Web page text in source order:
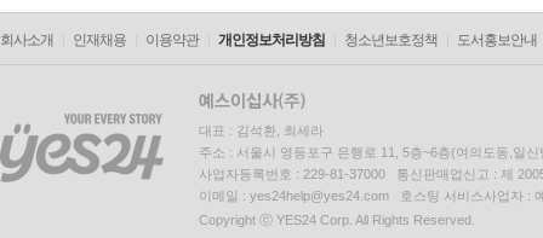
회사소개 인재채용 이용약관 개인정보처리방침 청소년보호정책 도서홍보안내
대표 : 김석환, 최세라
주소 : 서울시 영등포구 은행로 11, 5층~6층(여의도동,일신
사업자등록번호 : 229-81-37000 통신판매업신고 : 제
이메일 : yes24help@yes24.com 호스팅 서비스사업자 :
Copyright ⓒ YES24 Corp. All Rights Reserved.